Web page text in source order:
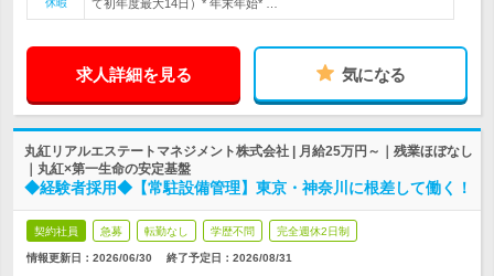
休暇
て初年度最大14日）* 年末年始* …
求人詳細を見る 気になる
丸紅リアルエステートマネジメント株式会社 | 月給25万円～｜残業ほぼなし
｜丸紅×第一生命の安定基盤
◆経験者採用◆【常駐設備管理】東京・神奈川に根差して働く！
契約社員 急募 転勤なし 学歴不問 完全週休2日制
情報更新日：2026/06/30 終了予定日： 2026/08/31